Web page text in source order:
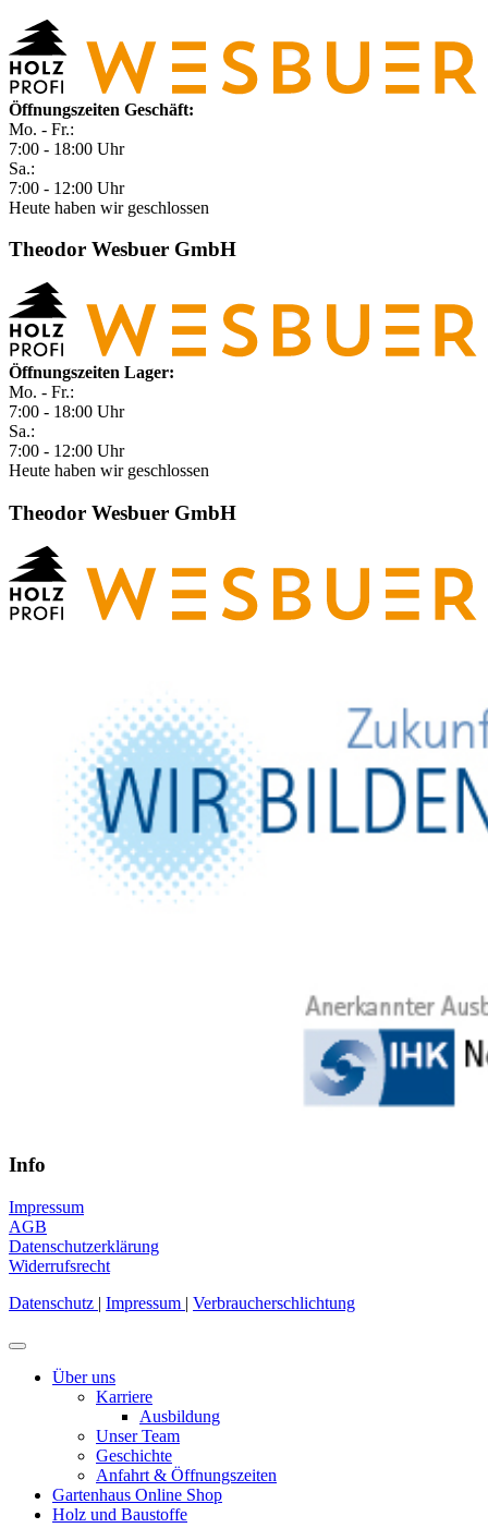
Öffnungszeiten Geschäft:
Mo. - Fr.:
7:00 - 18:00 Uhr
Sa.:
7:00 - 12:00 Uhr
Heute haben wir geschlossen
Theodor Wesbuer GmbH
Öffnungszeiten Lager:
Mo. - Fr.:
7:00 - 18:00 Uhr
Sa.:
7:00 - 12:00 Uhr
Heute haben wir geschlossen
Theodor Wesbuer GmbH
Info
Impressum
AGB
Datenschutzerklärung
Widerrufsrecht
Datenschutz | Impressum | Verbraucherschlichtung
Über uns
Karriere
Ausbildung
Unser Team
Geschichte
Anfahrt & Öffnungszeiten
Gartenhaus Online Shop
Holz und Baustoffe